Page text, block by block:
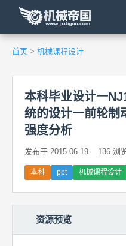
首页 > 机械课程设计
本科毕业设计一
统的设计一前轮制
强度分析
发布于 2015-06-19 136 浏
本科 ppt 机械课程设计
资源预览